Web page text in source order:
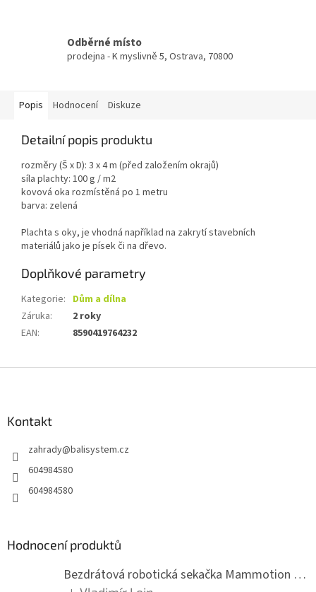
Odběrné místo
prodejna - K myslivně 5, Ostrava, 70800
Popis Hodnocení Diskuze
Detailní popis produktu
rozměry (Š x D): 3 x 4 m (před založením okrajů)
síla plachty: 100 g / m2
kovová oka rozmístěná po 1 metru
barva: zelená
Plachta s oky, je vhodná například na zakrytí stavebních
materiálů jako je písek či na dřevo.
Doplňkové parametry
Kategorie: Dům a dílna
Záruka:
2 roky
EAN: 8590419764232
Kontakt
zahrady@balisystem.cz
604984580
604984580
Hodnocení produktů
Bezdrátová robotická sekačka Mammotion LUBA mini 2 1500